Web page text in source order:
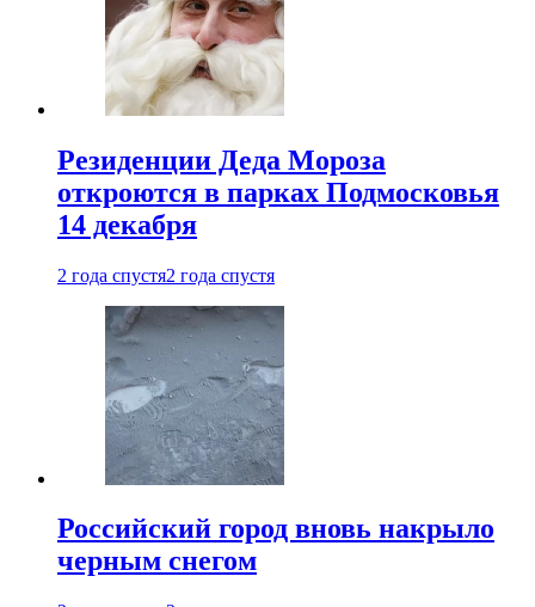
Резиденции Деда Мороза
откроются в парках Подмосковья
14 декабря
2 года спустя2 года спустя
Российский город вновь накрыло
черным снегом